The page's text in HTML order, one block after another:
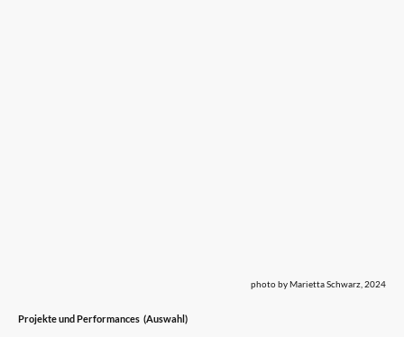
photo by Marietta Schwarz, 2024
Projekte und Performances (Auswahl)